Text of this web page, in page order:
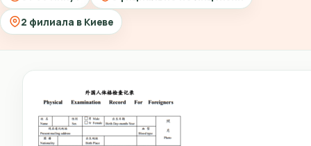
2 филиала в Киеве